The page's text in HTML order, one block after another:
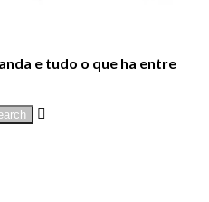
e tudo o que ha entre
